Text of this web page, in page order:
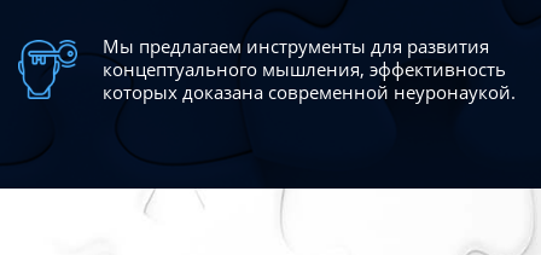
Мы предлагаем инструменты для развития
концептуального мышления, эффективность
которых доказана современной неуронаукой.